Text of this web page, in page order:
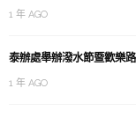
1 年 AGO
泰辦處舉辦潑水節暨歡樂
1 年 AGO